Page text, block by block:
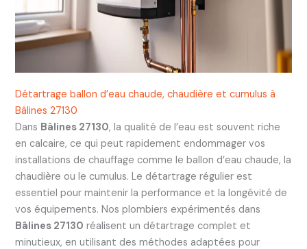
Détartrage ballon d’eau chaude, chaudière et cumulus à
Bâlines 27130
Dans Bâlines 27130, la qualité de l’eau est souvent riche
en calcaire, ce qui peut rapidement endommager vos
installations de chauffage comme le ballon d’eau chaude, la
chaudière ou le cumulus. Le détartrage régulier est
essentiel pour maintenir la performance et la longévité de
vos équipements. Nos plombiers expérimentés dans
Bâlines 27130 réalisent un détartrage complet et
minutieux, en utilisant des méthodes adaptées pour